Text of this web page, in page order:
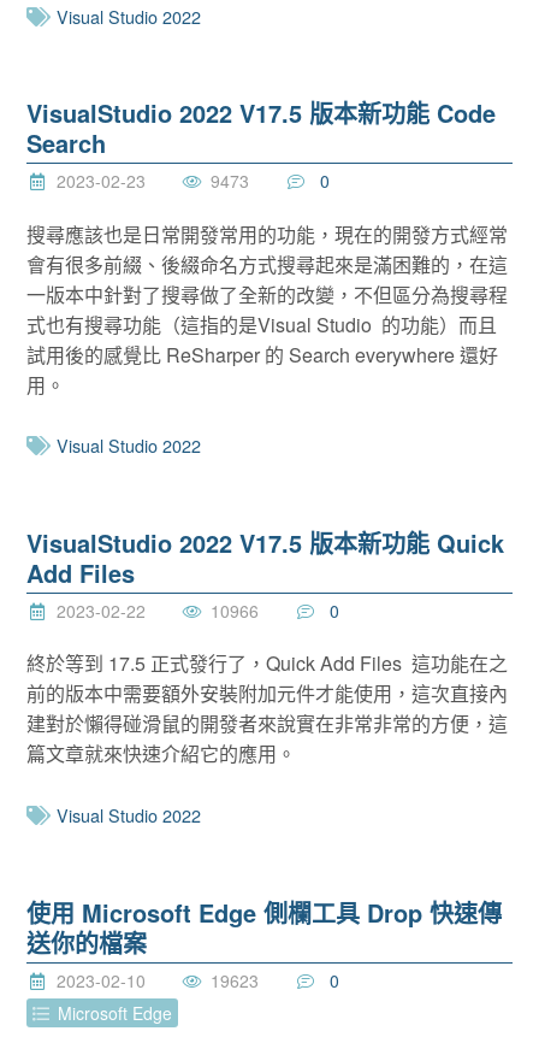
Visual Studio 2022
VisualStudio 2022 V17.5 版本新功能 Code
Search
2023-02-23 9473 0
搜尋應該也是日常開發常用的功能，現在的開發方式經常
會有很多前綴、後綴命名方式搜尋起來是滿困難的，在這
一版本中針對了搜尋做了全新的改變，不但區分為搜尋程
式也有搜尋功能（這指的是Visual Studio 的功能）而且
試用後的感覺比 ReSharper 的 Search everywhere 還好
用。
Visual Studio 2022
VisualStudio 2022 V17.5 版本新功能 Quick
Add Files
2023-02-22 10966 0
終於等到 17.5 正式發行了，Quick Add Files 這功能在之
前的版本中需要額外安裝附加元件才能使用，這次直接內
建對於懶得碰滑鼠的開發者來說實在非常非常的方便，這
篇文章就來快速介紹它的應用。
Visual Studio 2022
使用 Microsoft Edge 側欄工具 Drop 快速傳
送你的檔案
2023-02-10 19623
0
Microsoft Edge